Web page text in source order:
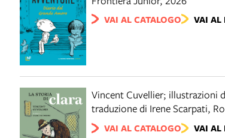
VAI AL CATALOGO VAI AL
Vincent Cuvellier; illustrazioni
traduzione di Irene Scarpati,
VAI AL CATALOGO VAI AL